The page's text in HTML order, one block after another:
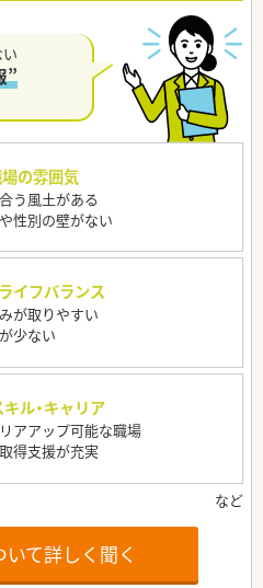
”
の雰囲気
う風土がある
性別の壁がない
イフバランス
が取りやすい
少ない
キル・キャリア
アアップ可能な職場
得支援が充実
て詳しく聞く